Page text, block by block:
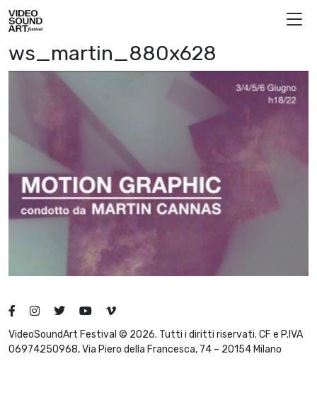
Skip to content
Video Sound Art
ws_martin_880x628
VideoSoundArt Festival © 2026. Tutti i diritti riservati. CF e P.IVA
06974250968, Via Piero della Francesca, 74 – 20154 Milano